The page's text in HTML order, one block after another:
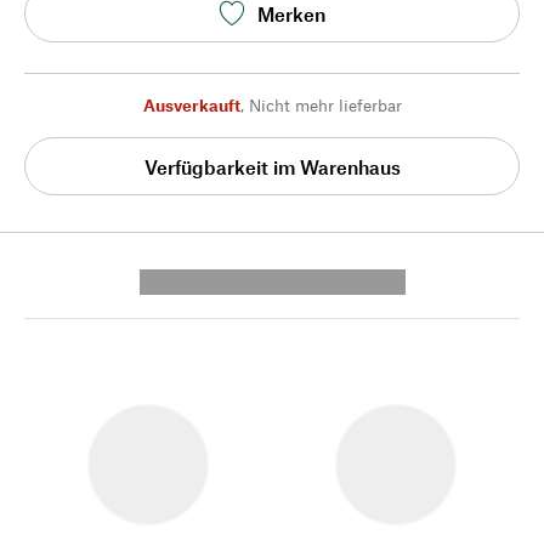
Merken
Ausverkauft, Nicht mehr lieferbar
Verfügbarkeit im Warenhaus